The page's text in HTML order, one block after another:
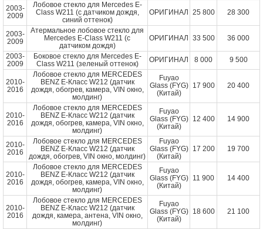
2003-
2009
Лобовое стекло для Mercedes E-
Class W211 (с датчиком дождя,
синий оттенок)
ОРИГИНАЛ 25 800 28 300
2003-
2009
Атермальное лобовое стекло для
Mercedes E-Class W211 (с
датчиком дождя)
ОРИГИНАЛ 33 500 36 000
2003-
2009
Боковое стекло для Mercedes E-
Class W211 (зеленый оттенок)
ОРИГИНАЛ 8 000 9 500
2010-
2016
Лобовое стекло для MERCEDES
BENZ E-Класс W212 (датчик
дождя, обогрев, камера, VIN окно,
молдинг)
Fuyao
Glass (FYG)
(Китай)
17 900 20 400
2010-
2016
Лобовое стекло для MERCEDES
BENZ E-Класс W212 (датчик
дождя, обогрев, камера, VIN окно,
молдинг)
Fuyao
Glass (FYG)
(Китай)
12 400 14 900
2010-
2016
Лобовое стекло для MERCEDES
BENZ E-Класс W212 (датчик
дождя, обогрев, VIN окно, молдинг)
Fuyao
Glass (FYG)
(Китай)
17 200 19 700
2010-
2016
Лобовое стекло для MERCEDES
BENZ E-Класс W212 (датчик
дождя, обогрев, камера, VIN окно,
молдинг)
Fuyao
Glass (FYG)
(Китай)
11 900 14 400
2010-
2016
Лобовое стекло для MERCEDES
BENZ E-Класс W212 (датчик
дождя, камера, антена, VIN окно,
молдинг)
Fuyao
Glass (FYG)
(Китай)
18 600 21 100